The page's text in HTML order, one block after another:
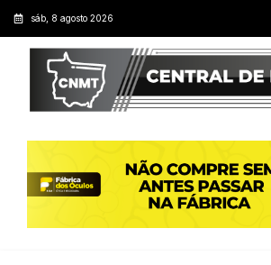
sáb, 8 agosto 2026